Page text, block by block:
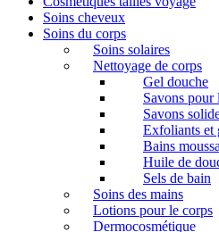
Soins cheveux
Soins du corps
Soins solaires
Nettoyage de corps
Gel douche
Savons pour
Savons
Exfoliants et
Bains
Huile de
Sels de bain
Soins des mains
Lotions pour le corps
Dermocosmétique